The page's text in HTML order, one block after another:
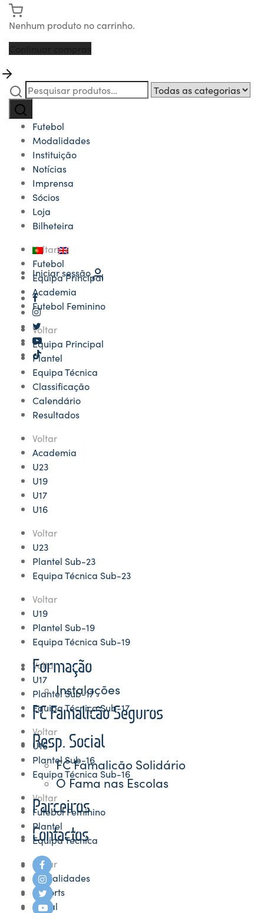
Nenhum produto no carrinho.
Pesquisar
por:
Narrow
by
Pesquisa
Futebol
Modalidades
Instituição
Notícias
Imprensa
Sócios
Loja
Bilheteira
Voltar
Futebol
Equipa Principal
Academia
Futebol Feminino
Voltar
Equipa Principal
Plantel
Equipa Técnica
Classificação
Calendário
Resultados
Voltar
Academia
U23
U19
U17
U16
Voltar
U23
Plantel Sub-23
Equipa Técnica Sub-23
Voltar
U19
Plantel Sub-19
Equipa Técnica Sub-19
Voltar
U17
Plantel Sub-17
Equipa Técnica Sub-17
Voltar
U16
Plantel Sub-16
Equipa Técnica Sub-16
Voltar
Futebol Feminino
Plantel
Equipa Técnica
Voltar
Modalidades
ESports
Futsal
Iniciar sessão
Formação
Instalações
FC Famalicão Seguros
Resp. Social
FC Famalicão Solidário
O Fama nas Escolas
Parceiros
Contactos